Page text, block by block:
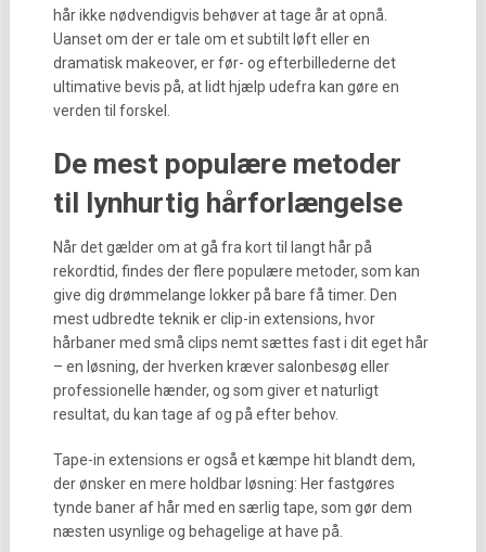
hår ikke nødvendigvis behøver at tage år at opnå.
Uanset om der er tale om et subtilt løft eller en
dramatisk makeover, er før- og efterbillederne det
ultimative bevis på, at lidt hjælp udefra kan gøre en
verden til forskel.
De mest populære metoder
til lynhurtig hårforlængelse
Når det gælder om at gå fra kort til langt hår på
rekordtid, findes der flere populære metoder, som kan
give dig drømmelange lokker på bare få timer. Den
mest udbredte teknik er clip-in extensions, hvor
hårbaner med små clips nemt sættes fast i dit eget hår
– en løsning, der hverken kræver salonbesøg eller
professionelle hænder, og som giver et naturligt
resultat, du kan tage af og på efter behov.
Tape-in extensions er også et kæmpe hit blandt dem,
der ønsker en mere holdbar løsning: Her fastgøres
tynde baner af hår med en særlig tape, som gør dem
næsten usynlige og behagelige at have på.